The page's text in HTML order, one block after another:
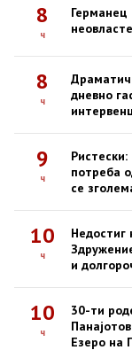
8
ч
Германец
8
ч
дневно
9
ч
потреба
се
10
ч
Недостиг
и
10
ч
30-ти
Езеро на